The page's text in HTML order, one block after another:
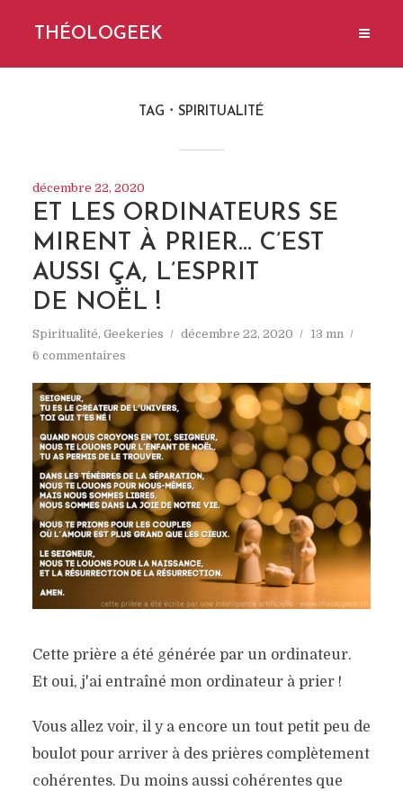
THÉOLOGEEK
TAG SPIRITUALITÉ
décembre 22, 2020
ET LES ORDINATEURS SE
MIRENT À PRIER… C’EST
AUSSI ÇA, L’ESPRIT
DE NOËL !
Spiritualité, Geekeries décembre 22, 2020
13 mn
6 commentaires
Cette prière a été générée par un ordinateur.
Et oui, j'ai entraîné mon ordinateur à prier !
Vous allez voir, il y a encore un tout petit peu de
boulot pour arriver à des prières complètement
cohérentes. Du moins aussi cohérentes que